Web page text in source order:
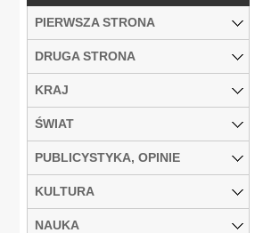
PIERWSZA STRONA
DRUGA STRONA
KRAJ
ŚWIAT
PUBLICYSTYKA, OPINIE
KULTURA
NAUKA